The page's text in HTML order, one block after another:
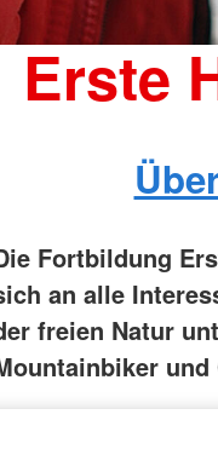
Erste
Fortbildung
an alle
freien Natur